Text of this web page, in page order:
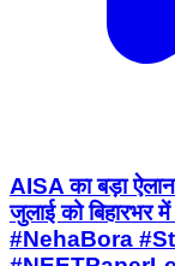
AISA का बड़ा
जुलाई को
#Students
Bhabua, Kaimur |